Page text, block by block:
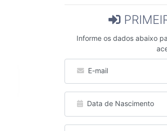
Informe os dados abaixo
E-mail
Data de Nascimento